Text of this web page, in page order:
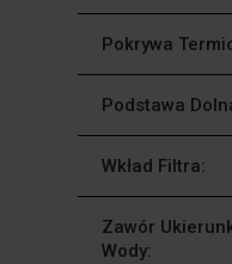
Pokrywa
Podstawa
Wkład Filtra:
Zawór
Wody: